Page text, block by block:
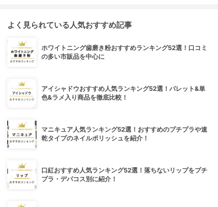
よく見られている人気おすすめ記事
ホワイトニング歯磨き粉おすすめランキング52選！口コミ
の多い市販品を中心に
アイシャドウおすすめ人気ランキング52選！パレット&単
色&ラメ入り商品を徹底比較！
マニキュア人気ランキング52選！おすすめのプチプラや速
乾タイプのネイルポリッシュを紹介！
口紅おすすめ人気ランキング52選！落ちないリップをプチ
プラ・デパコス別に紹介！